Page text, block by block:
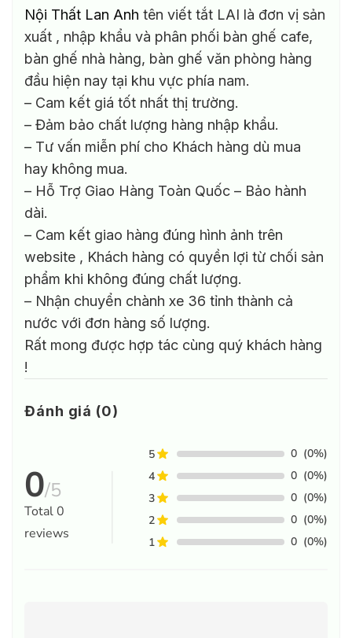
Nội Thất Lan Anh tên viết tắt LAI là đơn vị sản
xuất , nhập khẩu và phân phối bàn ghế cafe,
bàn ghế nhà hàng, bàn ghế văn phòng hàng
đầu hiện nay tại khu vực phía nam.
– Cam kết giá tốt nhất thị trường.
– Đảm bảo chất lượng hàng nhập khẩu.
– Tư vấn miễn phí cho Khách hàng dù mua
hay không mua.
– Hỗ Trợ Giao Hàng Toàn Quốc – Bảo hành
dài.
– Cam kết giao hàng đúng hình ảnh trên
website , Khách hàng có quyền lợi từ chối sản
phẩm khi không đúng chất lượng.
– Nhận chuyển chành xe 36 tỉnh thành cả
nước với đơn hàng số lượng.
Rất mong được hợp tác cùng quý khách hàng
!
Đánh giá (0)
0/5
Total0
reviews
5 0 (0%)
4
0 (0%)
3
0 (0%)
2
0 (0%)
1
0 (0%)